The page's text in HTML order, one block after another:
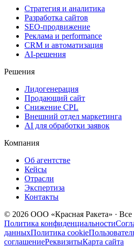
Стратегия и аналитика
Разработка сайтов
SEO‑продвижение
Реклама и performance
CRM и автоматизация
AI‑решения
Решения
Лидогенерация
Продающий сайт
Снижение CPL
Внешний отдел маркетинга
AI для обработки заявок
Компания
Об агентстве
Кейсы
Отрасли
Экспертиза
Контакты
© 2026 ООО «Красная Ракета» ·
Политика конфиденциальности
данныхПолитика cookie
соглашениеРеквизитыКарта сайта